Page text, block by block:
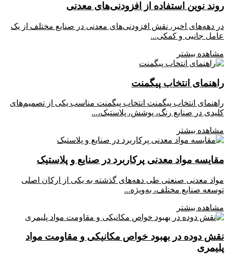
روند نوین استفاده از افزودنی‌های معدنی
در دهه‌های اخیر، نقش افزودنی‌های معدنی در صنایع مختلف از یک
عامل جانبی و کمکی...
مشاهده بیشتر
راهنمای انتخاب پیگمنت
راهنمای انتخاب پیگمنت انتخاب پیگمنت مناسب یکی از تصمیم‌های
کلیدی در صنایع رنگ، پوشش، پلاستیک،...
مشاهده بیشتر
مقایسه مواد معدنی پرکاربرد در صنایع و پلاستیک
مواد معدنی صنعتی طی دهه‌های گذشته به یکی از ارکان اصلی
توسعه صنایع مختلف، به‌ویژه...
مشاهده بیشتر
نقش دوده در بهبود خواص مکانیکی و مقاومت مواد
پلیمری